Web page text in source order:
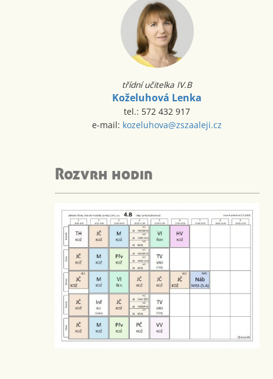
třídní učitelka IV.B
Koželuhová Lenka
tel.: 572 432 917
e-mail: kozeluhova@zszaaleji.cz
Rozvrh hodin